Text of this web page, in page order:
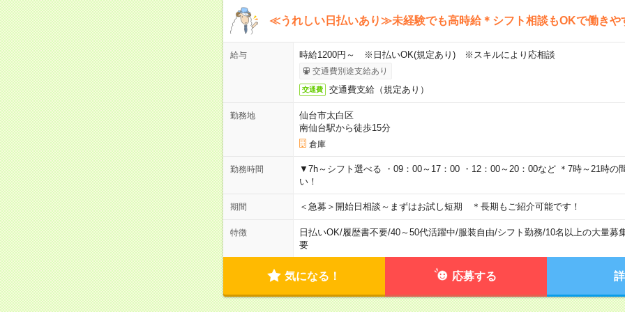
≪うれしい日払いあり≫未経験でも高時給＊シフト相談もOKで働きや
給与 時給1200円～ ※日払いOK(規定あり) ※スキルにより応相談
交通費別途支給あり
交通費 交通費支給（規定あり）
勤務地
仙台市太白区
南仙台駅から徒歩15分
倉庫
勤務時間
▼7h～シフト選べる ・09：00～17：00 ・12：00～20：00など ＊7時～21時の
い！
期間 ＜急募＞開始日相談～まずはお試し短期 ＊長期もご紹介可能です！
特徴 日払いOK/履歴書不要/40～50代活躍中/服装自由/シフト勤務/10名以上の大量募
要
気になる！ 応募する